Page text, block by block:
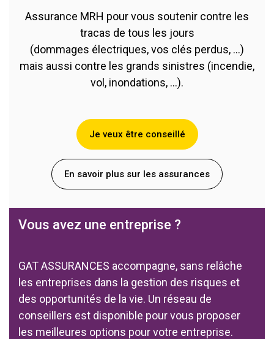
Assurance MRH pour vous soutenir contre les
tracas de tous les jours
(dommages électriques, vos clés perdus, ...)
mais aussi contre les grands sinistres (incendie,
vol, inondations, ...).
Je veux être conseillé
En savoir plus sur les assurances
Vous avez une entreprise ?
GAT ASSURANCES accompagne, sans relâche
les entreprises dans la gestion des risques et
des opportunités de la vie. Un réseau de
conseillers est disponible pour vous proposer
les meilleures options pour votre entreprise.